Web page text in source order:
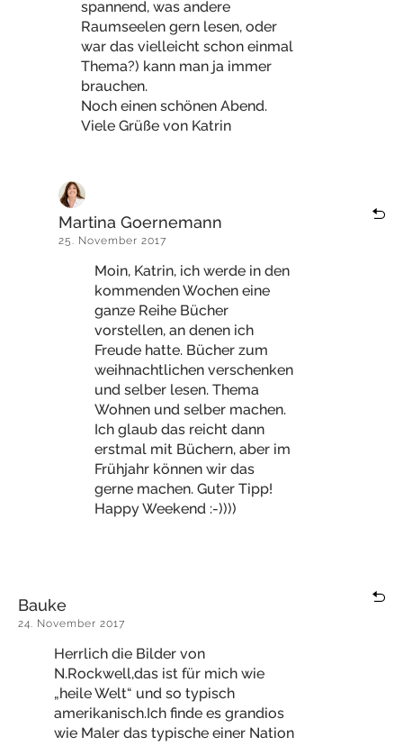
spannend, was andere
Raumseelen gern lesen, oder
war das vielleicht schon einmal
Thema?) kann man ja immer
brauchen.
Noch einen schönen Abend.
Viele Grüße von Katrin
Martina Goernemann
25. November 2017
Moin, Katrin, ich werde in den
kommenden Wochen eine
ganze Reihe Bücher
vorstellen, an denen ich
Freude hatte. Bücher zum
weihnachtlichen verschenken
und selber lesen. Thema
Wohnen und selber machen.
Ich glaub das reicht dann
erstmal mit Büchern, aber im
Frühjahr können wir das
gerne machen. Guter Tipp!
Happy Weekend :-))))
Bauke
24. November 2017
Herrlich die Bilder von
N.Rockwell,das ist für mich wie
„heile Welt“ und so typisch
amerikanisch.Ich finde es grandios
wie Maler das typische einer Nation